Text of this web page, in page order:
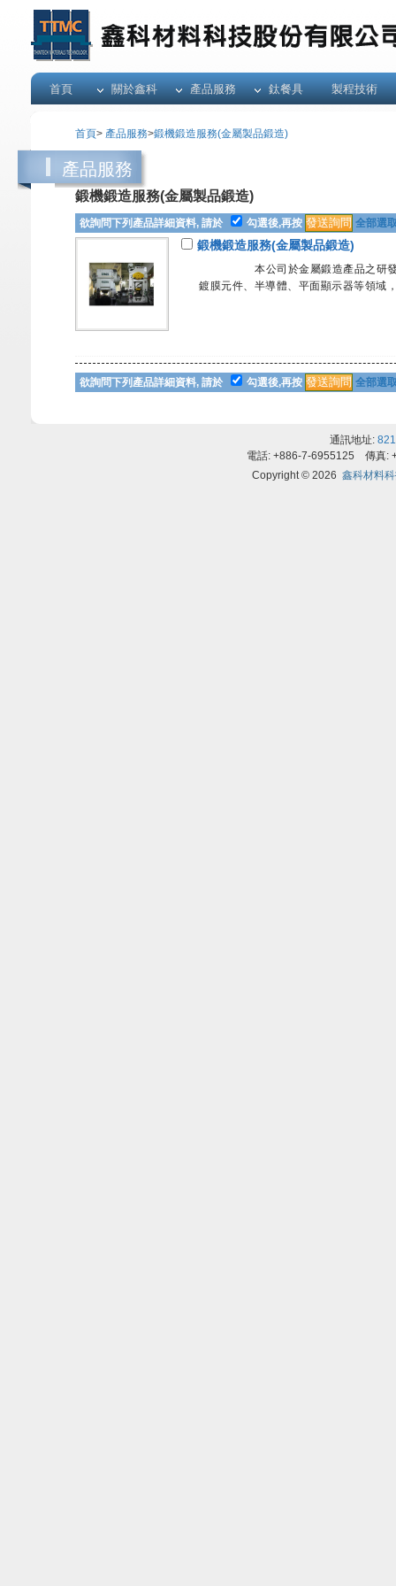
首頁 關於鑫科 產品服務 鈦餐具 製程技術
首頁> 產品服務>鍛機鍛造服務(金屬製品鍛造)
產品服務
鍛機鍛造服務(金屬製品鍛造)
欲詢問下列產品詳細資料, 請於 勾選後,再按 全部選
鍛機鍛造服務(金屬製品鍛造)
本公司於金屬鍛造產品之研發及生
鍍膜元件、半導體、平面顯示器等領域
欲詢問下列產品詳細資料, 請於 勾選後,再按 全部選
通訊地址:
電話: +886-7-6955125 傳真
Copyright © 2026 鑫科材料